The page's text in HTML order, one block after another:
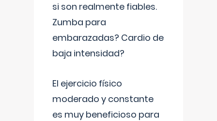
si son realmente fiables.
Zumba para
embarazadas? Cardio de
baja intensidad?
El ejercicio físico
moderado y constante
es muy beneficioso para